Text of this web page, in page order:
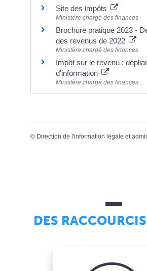
Site des impôts
Ministère chargé des finances
Brochure pratique 2023 -
des revenus de 2022
Ministère chargé des finances
Impôt sur le revenu :
d'information
Ministère chargé des finances
© Direction de l'information légale et
DES